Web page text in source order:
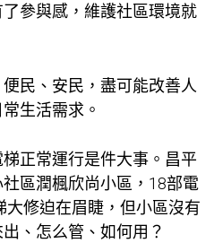
參與感，維護社區環境就
民、安民，盡可能改善人
生活需求。
正常運行是件大事。昌平
區潤楓欣尚小區，18部電
修迫在眉睫，但小區沒有
、怎么管、如何用？